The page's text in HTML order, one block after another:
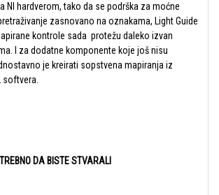
NI hardverom, tako da se podrška za moćne
zasnovano na oznakama, Light Guide
kontrole sada protežu daleko izvan
I za dodatne komponente koje još nisu
je kreirati sopstvena mapiranja iz
softvera.
DA BISTE STVARALI